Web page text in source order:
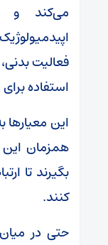
می‌کند و
فعالیت
استفاده
این
همزمان
بگیرند تا
کنند.
حتی در